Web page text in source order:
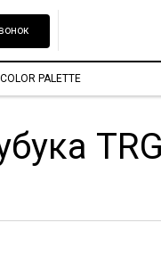
COLOR PALETTE